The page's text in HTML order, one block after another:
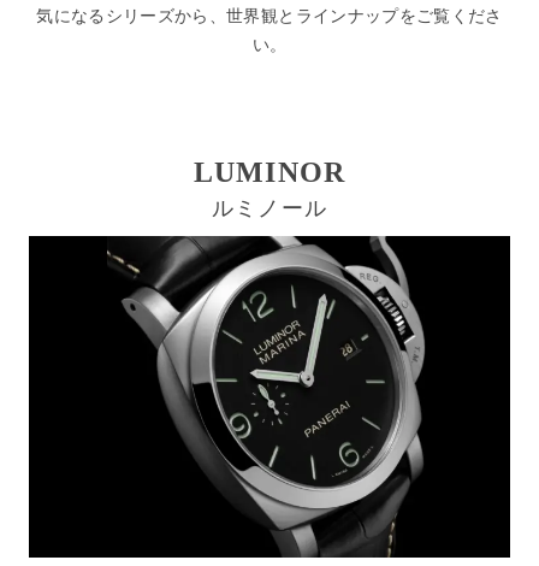
気になるシリーズから、世界観とラインナップをご覧くださ
い。
LUMINOR
ルミノール